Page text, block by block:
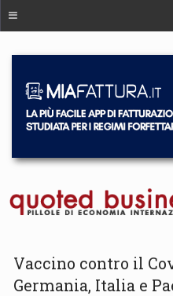
Vaccino contro il
Germania, Italia e